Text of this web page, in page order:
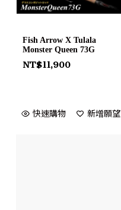
Fish Arrow X Tulala
Monster Queen 73G
NT$11,900
快速購物 新增願望